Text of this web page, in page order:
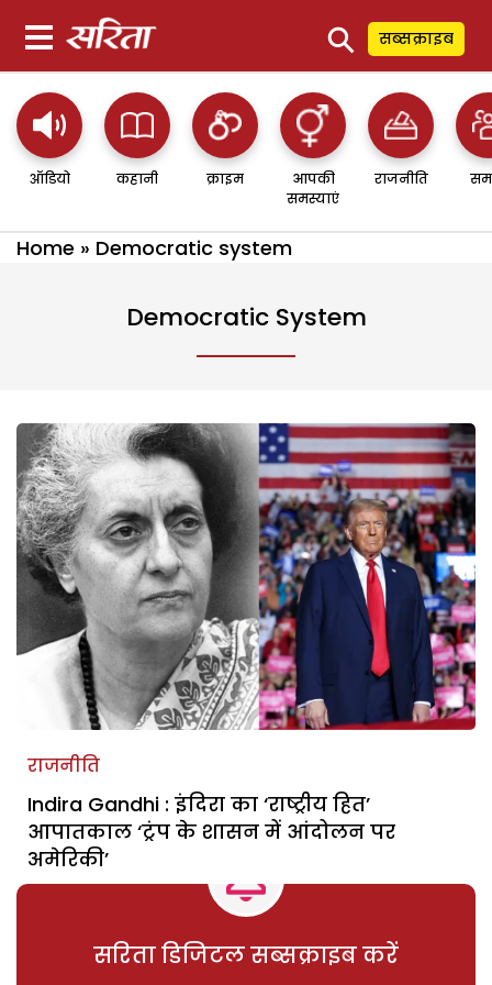
⚲ सब्सक्राइब
ऑडियो कहानी क्राइम
आपकी
समस्याएं
राजनीति
Home » Democratic system
Democratic System
राजनीति
Indira Gandhi : इंदिरा का ‘राष्ट्रीय हित’
आपातकाल ‘ट्रंप के शासन में आंदोलन पर
अमेरिकी’
सरिता डिजिटल सब्सक्राइब करें